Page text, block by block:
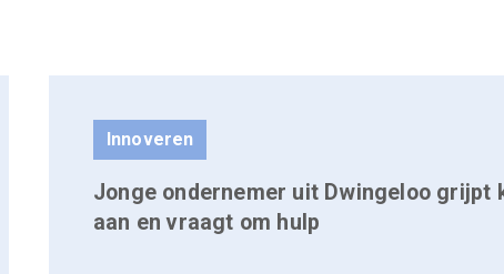
Innoveren
Jonge ondernemer uit Dwingeloo grijpt
aan en vraagt om hulp